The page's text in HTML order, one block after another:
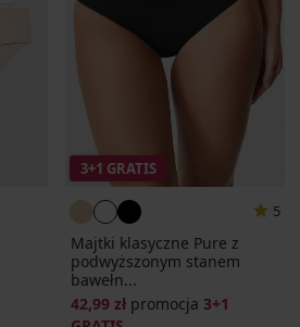
3+1 GRATIS
5
Majtki klasyczne Pure z
podwyższonym stanem
bawełn...
42,99 zł promocja 3+1